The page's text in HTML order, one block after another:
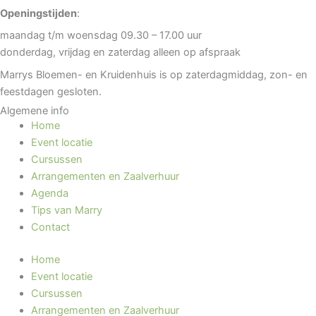
Openingstijden:
maandag t/m woensdag 09.30 – 17.00 uur
donderdag, vrijdag en zaterdag alleen op afspraak
Marrys Bloemen- en Kruidenhuis is op zaterdagmiddag, zon- en
feestdagen gesloten.
Algemene info
Home
Event locatie
Cursussen
Arrangementen en Zaalverhuur
Agenda
Tips van Marry
Contact
Home
Event locatie
Cursussen
Arrangementen en Zaalverhuur